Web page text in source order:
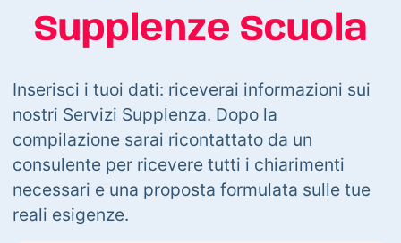
Supplenze Scuola
Inserisci i tuoi dati: riceverai informazioni sui
nostri Servizi Supplenza. Dopo la
compilazione sarai ricontattato da un
consulente per ricevere tutti i chiarimenti
necessari e una proposta formulata sulle tue
reali esigenze.